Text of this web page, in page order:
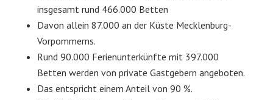
insgesamt rund 466.000 Betten
Davon allein 87.000 an der Küste Mecklenburg-
Vorpommerns.
Rund 90.000 Ferienunterkünfte mit 397.000
Betten werden von private Gastgebern angeboten.
Das entspricht einem Anteil von 90 %.